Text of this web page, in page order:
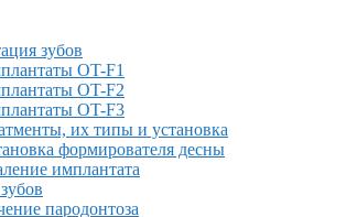
зубов
OT-F1
OT-F2
OT-F3
их типы и установка
формирователя десны
имплантата
пародонтоза